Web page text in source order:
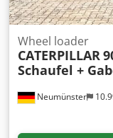
Neumünster
Wheel loader
CATERPILLAR
Schaufel +